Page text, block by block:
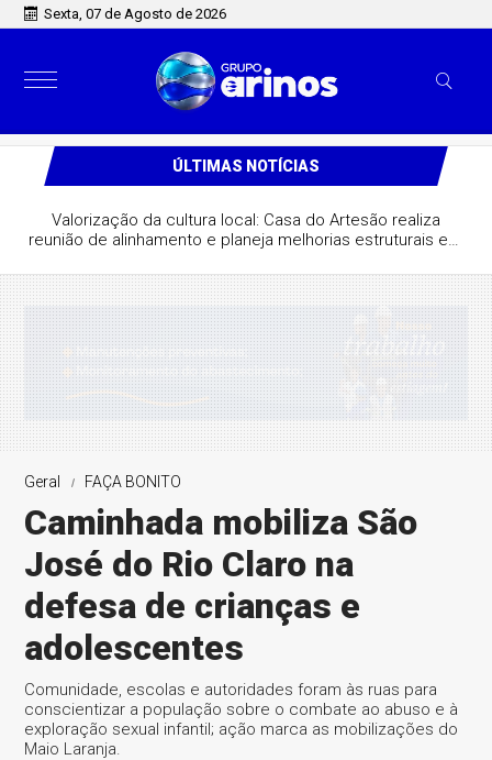
Sexta, 07 de Agosto de 2026
ÚLTIMAS NOTÍCIAS
Valorização da cultura local: Casa do Artesão realiza
reunião de alinhamento e planeja melhorias estruturais em
Geral FAÇA BONITO
Caminhada mobiliza São
José do Rio Claro na
defesa de crianças e
adolescentes
Comunidade, escolas e autoridades foram às ruas para
conscientizar a população sobre o combate ao abuso e à
exploração sexual infantil; ação marca as mobilizações do
Maio Laranja.